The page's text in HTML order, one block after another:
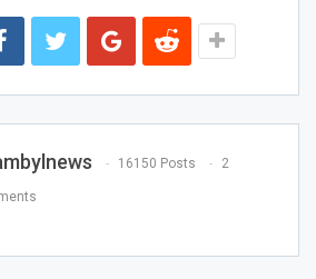
16150 Posts 2